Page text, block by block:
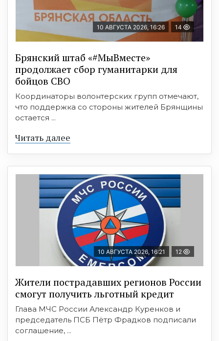
10 АВГУСТА 2026, 16:26 14
Брянский штаб «#МыВместе»
продолжает сбор гуманитарки для
бойцов СВО
Координаторы волонтерских групп отмечают,
что поддержка со стороны жителей Брянщины
остается ...
Читать далее
10 АВГУСТА 2026, 16:21 12
Жители пострадавших регионов России
смогут получить льготный кредит
Глава МЧС России Александр Куренков и
председатель ПСБ Пётр Фрадков подписали
соглашение, ...